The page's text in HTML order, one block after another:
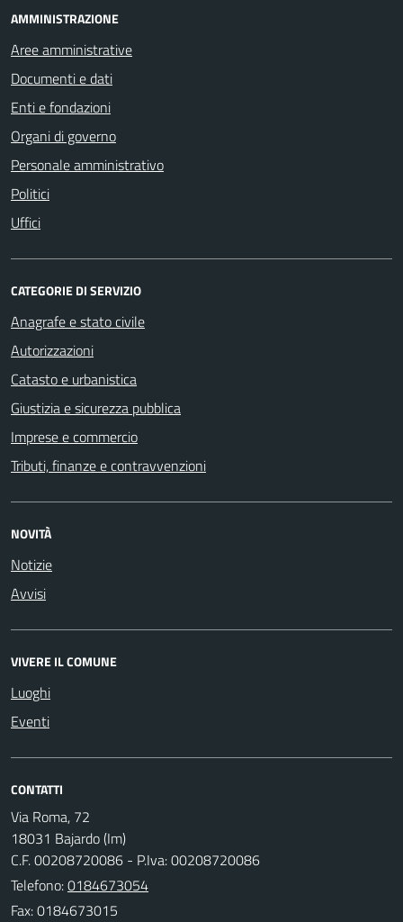
AMMINISTRAZIONE
Aree amministrative
Documenti e dati
Enti e fondazioni
Organi di governo
Personale amministrativo
Politici
Uffici
CATEGORIE DI SERVIZIO
Anagrafe e stato civile
Autorizzazioni
Catasto e urbanistica
Giustizia e sicurezza pubblica
Imprese e commercio
Tributi, finanze e contravvenzioni
NOVITÀ
Notizie
Avvisi
VIVERE IL COMUNE
Luoghi
Eventi
CONTATTI
Via Roma, 72
18031 Bajardo (Im)
C.F. 00208720086 - P.Iva: 00208720086
Telefono:0184673054
Fax: 0184673015